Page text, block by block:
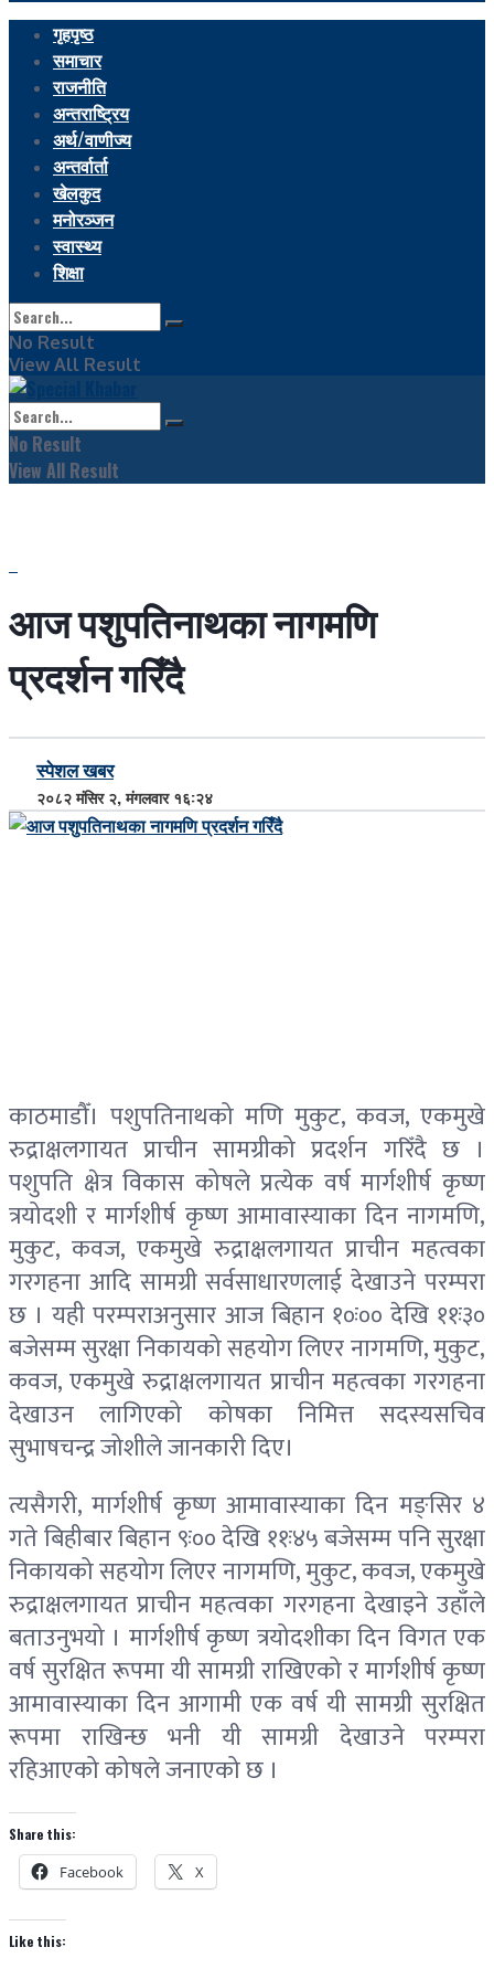
गृहपृष्ठ
समाचार
राजनीति
अन्तराष्ट्रिय
अर्थ/वाणीज्य
अन्तर्वार्ता
खेलकुद
मनोरञ्जन
स्वास्थ्य
शिक्षा
No Result
View All Result
No Result
View All Result
आज पशुपतिनाथका नागमणि
प्रदर्शन गरिँदै
स्पेशल खबर
२०८२ मंसिर २, मंगलवार १६:२४
काठमाडौँ। पशुपतिनाथको मणि मुकुट, कवज, एकमुखे
रुद्राक्षलगायत प्राचीन सामग्रीको प्रदर्शन गरिँदै छ ।
पशुपति क्षेत्र विकास कोषले प्रत्येक वर्ष मार्गशीर्ष कृष्ण
त्रयोदशी र मार्गशीर्ष कृष्ण आमावास्याका दिन नागमणि,
मुकुट, कवज, एकमुखे रुद्राक्षलगायत प्राचीन महत्वका
गरगहना आदि सामग्री सर्वसाधारणलाई देखाउने परम्परा
छ । यही परम्पराअनुसार आज बिहान १०ः०० देखि ११ः३०
बजेसम्म सुरक्षा निकायको सहयोग लिएर नागमणि, मुकुट,
कवज, एकमुखे रुद्राक्षलगायत प्राचीन महत्वका गरगहना
देखाउन लागिएको कोषका निमित्त सदस्यसचिव
सुभाषचन्द्र जोशीले जानकारी दिए।
त्यसैगरी, मार्गशीर्ष कृष्ण आमावास्याका दिन मङ्सिर ४
गते बिहीबार बिहान ९ः०० देखि ११ः४५ बजेसम्म पनि सुरक्षा
निकायको सहयोग लिएर नागमणि, मुकुट, कवज, एकमुखे
रुद्राक्षलगायत प्राचीन महत्वका गरगहना देखाइने उहाँले
बताउनुभयो । मार्गशीर्ष कृष्ण त्रयोदशीका दिन विगत एक
वर्ष सुरक्षित रूपमा यी सामग्री राखिएको र मार्गशीर्ष कृष्ण
आमावास्याका दिन आगामी एक वर्ष यी सामग्री सुरक्षित
रूपमा राखिन्छ भनी यी सामग्री देखाउने परम्परा
रहिआएको कोषले जनाएको छ ।
Share this:
Facebook X
Like this: